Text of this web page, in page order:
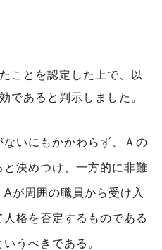
ことを認定した上で、以
であると判示しました。
ないにもかかわらず、Ａの
決めつけ、一方的に非難
が周囲の職員から受け入
格を否定するものである
うべきである。